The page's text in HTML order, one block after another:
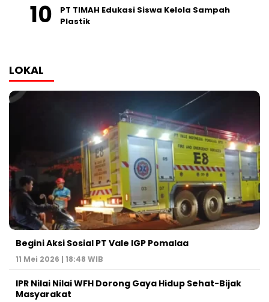
PT TIMAH Edukasi Siswa Kelola Sampah
Plastik
LOKAL
Begini Aksi Sosial PT Vale IGP Pomalaa
11 Mei 2026 | 18:48 WIB
IPR Nilai Nilai WFH Dorong Gaya Hidup Sehat-Bijak
Masyarakat